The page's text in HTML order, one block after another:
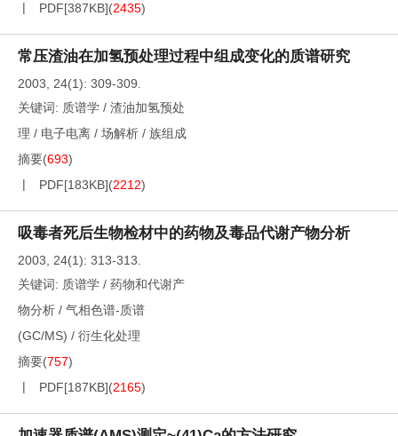
PDF[387KB](2435)
常压渣油在加氢预处理过程中组成变化的质谱研究
2003, 24(1): 309-309.
关键词: 质谱学 / 渣油加氢预处
理 / 电子电离 / 场解析 / 族组成
摘要(693)
PDF[183KB](2212)
吸毒者死后生物检材中的药物及毒品代谢产物分析
2003, 24(1): 313-313.
关键词: 质谱学 / 药物和代谢产
物分析 / 气相色谱-质谱
(GC/MS) / 衍生化处理
摘要(757)
PDF[187KB](2165)